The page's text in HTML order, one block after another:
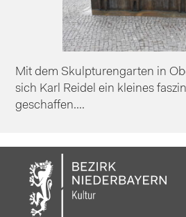
Mit dem Skulpturengarten in
sich Karl Reidel ein kleines
geschaffen....